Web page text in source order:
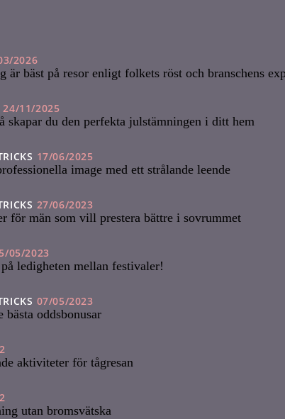
2026
är bäst på resor enligt folkets röst och branschens
24/11/2025
skapar du den perfekta julstämningen i ditt hem
17/06/2025
image med ett strålande leende
27/06/2023
för män som vill prestera bättre i sovrummet
05/2023
ledigheten mellan festivaler!
07/05/2023
bästa oddsbonusar
aktiviteter för tågresan
utan bromsvätska